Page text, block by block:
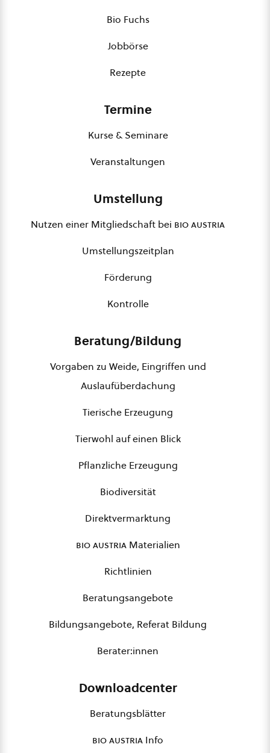
Bio Fuchs
Jobbörse
Rezepte
Termine
Kurse & Seminare
Veranstaltungen
Umstellung
Nutzen einer Mitgliedschaft bei bio austria
Umstellungszeitplan
Förderung
Kontrolle
Beratung/Bildung
Vorgaben zu Weide, Eingriffen und
Auslaufüberdachung
Tierische Erzeugung
Tierwohl auf einen Blick
Pflanzliche Erzeugung
Biodiversität
Direktvermarktung
bio austriaMaterialien
Richtlinien
Beratungsangebote
Bildungsangebote, Referat Bildung
Berater:innen
Downloadcenter
Beratungsblätter
bio austria Info